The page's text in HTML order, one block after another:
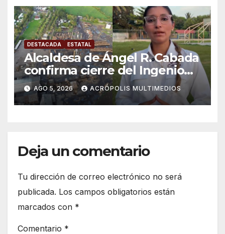
DESTACADA ESTATAL
Alcaldesa de Ángel R. Cabada
confirma cierre del Ingenio
San Pedro; crece la
incertidumbre entre obreros
y productores
AGO 5, 2026 ACRÓPOLIS MULTIMEDIOS
Deja un comentario
Tu dirección de correo electrónico no será
publicada. Los campos obligatorios están
marcados con *
Comentario *